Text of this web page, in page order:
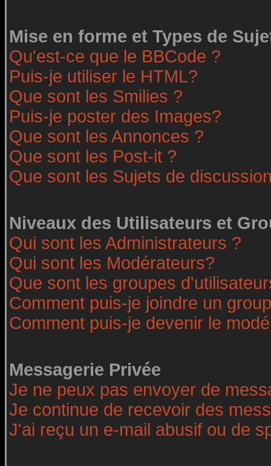
Mise en forme et Types de
Qu'est-ce que le BBCode ?
Puis-je utiliser le HTML?
Que sont les Smilies ?
Puis-je poster des Images?
Que sont les Annonces ?
Que sont les Post-it ?
Que sont les Sujets de
Niveaux des Utilisateurs et
Qui sont les Administrateurs ?
Qui sont les Modérateurs?
Que sont les groupes
Comment puis-je joindre un
Comment puis-je devenir le
Messagerie Privée
Je ne peux pas envoyer de
Je continue de recevoir des
J'ai reçu un e-mail abusif ou de